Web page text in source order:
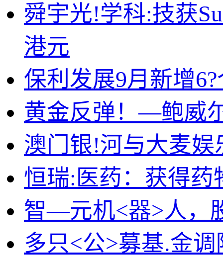
舜宇光!学科:技获
港元
保利发展9月新增
黄金反弹！—鲍威
澳门银!河与大麦
恒瑞:医药：获得
智—元机<器>人，
多只<公>募基.金